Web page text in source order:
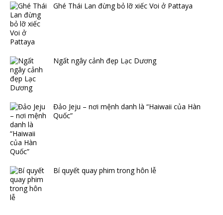
Ghé Thái Lan đừng bỏ lỡ xiếc Voi ở Pattaya
Ngất ngây cảnh đẹp Lạc Dương
Đảo Jeju – nơi mệnh danh là “Haiwaii của Hàn
Quốc”
Bí quyết quay phim trong hôn lễ